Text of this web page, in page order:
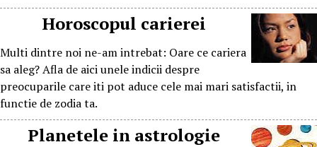
Horoscopul carierei
Multi dintre noi ne-am intrebat: Oare ce cariera
sa aleg? Afla de aici unele indicii despre
preocuparile care iti pot aduce cele mai mari satisfactii, in
functie de zodia ta.
Planetele in astrologie